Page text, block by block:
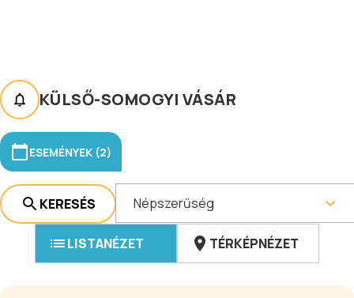
KÜLSŐ-SOMOGYI VÁSÁR
ESEMÉNYEK (2)
KERESÉS Népszerűség
LISTANÉZET TÉRKÉPNÉZET